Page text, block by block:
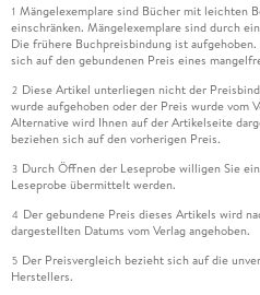
1 Mängelexemplare sind Bücher mit leichten
einschränken. Mängelexemplare sind durch
Die frühere Buchpreisbindung ist
sich auf den gebundenen Preis eines
2 Diese Artikel unterliegen nicht der
wurde aufgehoben oder der Preis wurde vom
Alternative wird Ihnen auf der Artikelseite
beziehen sich auf den vorherigen Preis.
3 Durch Öffnen der Leseprobe willigen Sie
Leseprobe übermittelt werden.
4 Der gebundene Preis dieses Artikels wird
dargestellten Datums vom Verlag angehoben.
5 Der Preisvergleich bezieht sich auf die
Herstellers.